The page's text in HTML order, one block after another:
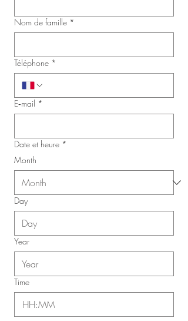
Nom de famille *
Téléphone *
E‑mail *
Date et heure *
Month
Day
Year
Time
: